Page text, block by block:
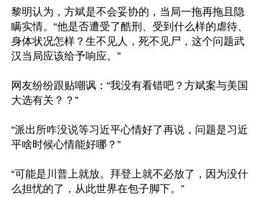
黎明认为，方斌是不会妥协的，当局一拖再拖且隐
瞒实情。“他是否遭受了酷刑、受到什么样的虐待、
身体状况怎样？生不见人，死不见尸，这个问题武
汉当局应该给予响应。”
网友纷纷跟贴嘲讽：“我没有看错吧？方斌案与美国
大选有关？？”
“派出所咋没说等习近平心情好了再说，问题是习近
平啥时候心情能好哪？”
“可能是川普上就放。拜登上就不必放了，因为没什
么担忧的了，从此世界在包子脚下。”